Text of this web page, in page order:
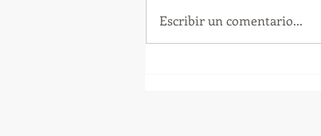
Escribir un comentario...